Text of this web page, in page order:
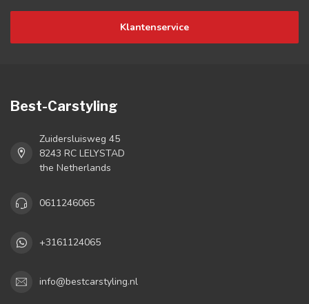
Klantenservice
Best-Carstyling
Zuidersluisweg 45
8243 RC LELYSTAD
the Netherlands
0611246065
+3161124065
info@bestcarstyling.nl